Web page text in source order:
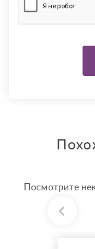
Посмотрите